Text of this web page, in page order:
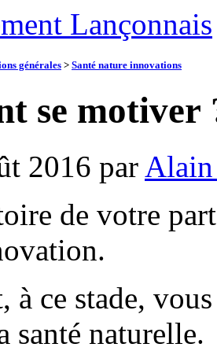
Lançonnais
générales > Santé nature innovations
se motiver
2016 par
de votre
à ce stade,
santé naturelle.